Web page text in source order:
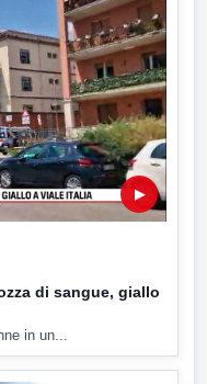
▶
di sangue, giallo
in un...